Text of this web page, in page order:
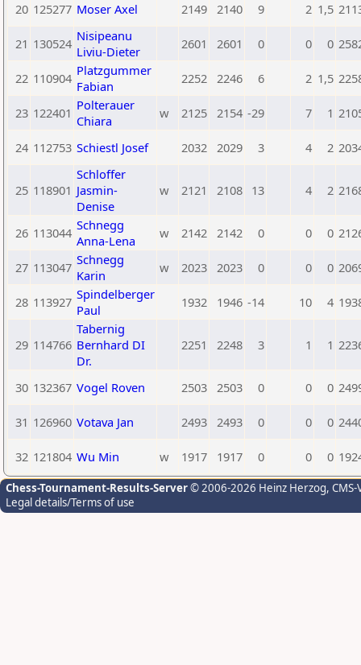
20 125277 Moser Axel 2149 2140 9 2 1,5
21 130524 Nisipeanu
Liviu-Dieter
2601 2601 0 0 0
22 110904 Platzgummer
Fabian
2252 2246 6 2 1,5
23 122401 Polterauer
Chiara
w 2125 2154 -29 7 1
24 112753 Schiestl Josef 2032 2029 3 4 2
25 118901
Schloffer
Jasmin-
Denise
w 2121 2108 13 4 2
26 113044 Schnegg
Anna-Lena
w 2142 2142 0 0 0
27 113047 Schnegg
Karin
w 2023 2023 0 0 0
28 113927 Spindelberger
Paul
1932 1946 -14 10 4
29 114766
Tabernig
Bernhard DI
Dr.
2251 2248 3 1 1
30 132367 Vogel Roven 2503 2503 0 0 0
31 126960 Votava Jan 2493 2493 0 0 0
32 121804 Wu Min w 1917 1917 0 0 0
Chess-Tournament-Results-Server© 2006-2026 Heinz Herzog,
Legal details/Terms of use